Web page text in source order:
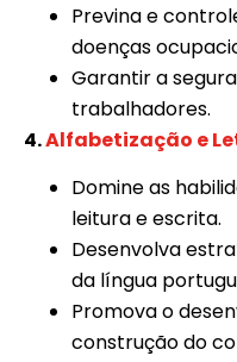
Previna e
doenças
Garantir a
trabalhadores.
4.Alfabetização e
Domine as
leitura e escrita.
Desenvolva
da língua
Promova o
construção do